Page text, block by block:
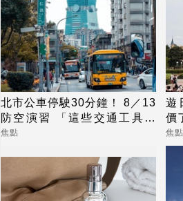
北市公車停駛30分鐘！ 8／13
防空演習 「這些交通工具」
全面管制
焦點
遊
價
焦點